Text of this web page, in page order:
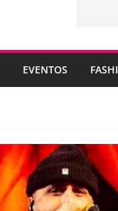
cinco canciones
EVENTOS